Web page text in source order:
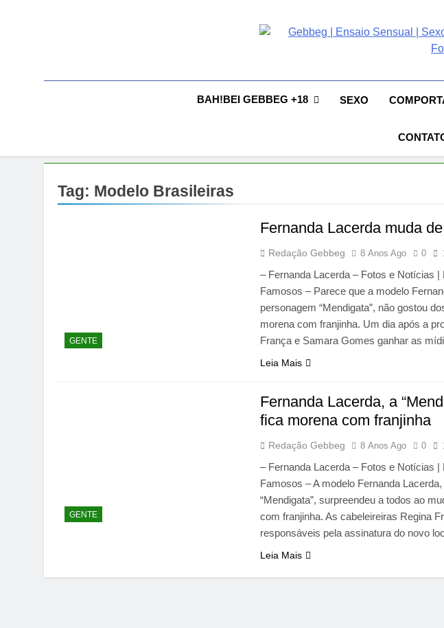
Gebbeg |
Apostas EPeople!
BAH!BEI GEBBEG +18 SEXO
Tag: Modelo Brasileiras
GENTE
Fernanda Lacerda muda
Redação Gebbeg 8 Anos Ago 0
– Fernanda Lacerda – Fotos e Notícias
Famosos – Parece que a modelo
personagem “Mendigata”, não gostou
morena com franjinha. Um dia após a
França e Samara Gomes ganhar as
Leia Mais
GENTE
Fernanda Lacerda, a
fica morena com franjinha
Redação Gebbeg 8 Anos Ago 0
– Fernanda Lacerda – Fotos e Notícias
Famosos – A modelo Fernanda
“Mendigata”, surpreendeu a todos ao
com franjinha. As cabeleireiras Regina
responsáveis pela assinatura do novo
Leia Mais